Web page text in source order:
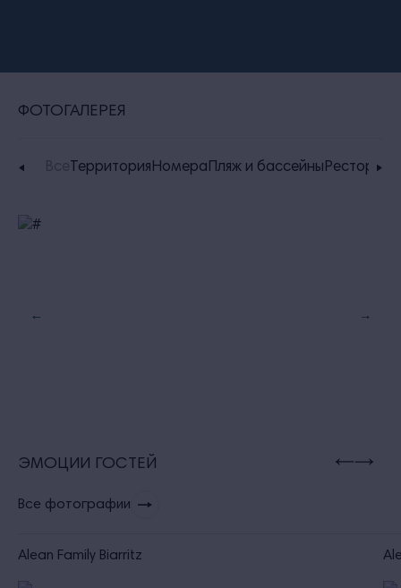
ФОТОГАЛЕРЕЯ
ТерриторияНомераПляж и бассейныРестораны
ЭМОЦИИ ГОСТЕЙ
Все фотографии
Alean Family Biarritz